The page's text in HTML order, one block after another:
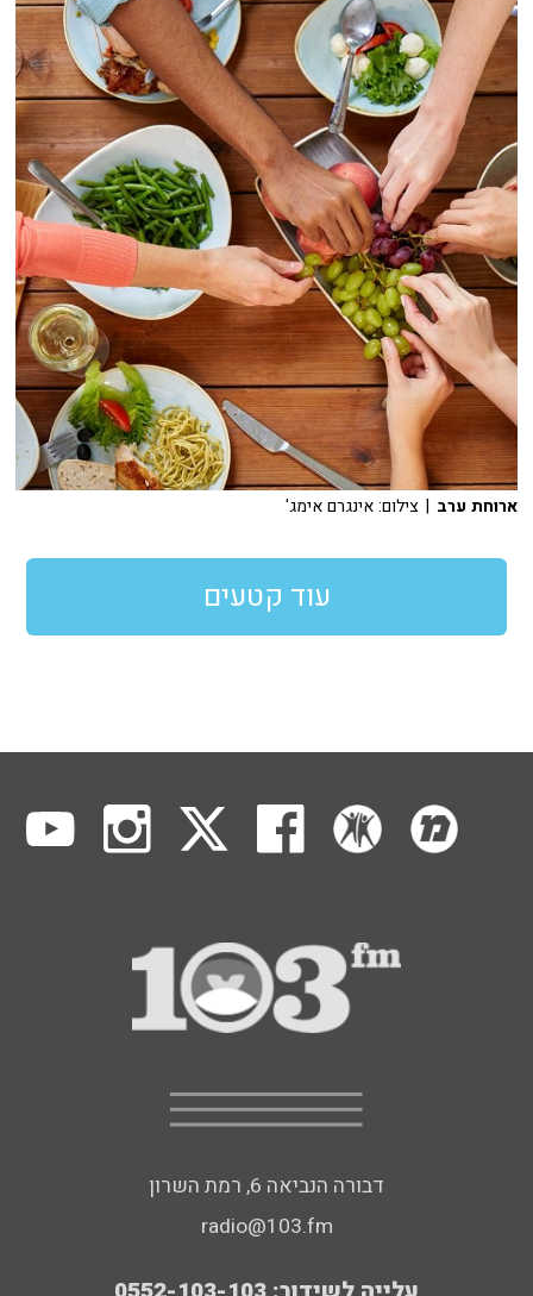
ארוחת ערב | צילום: אינגרם אימג'
עוד קטעים
דבורה הנביאה 6, רמת השרון
radio@103.fm